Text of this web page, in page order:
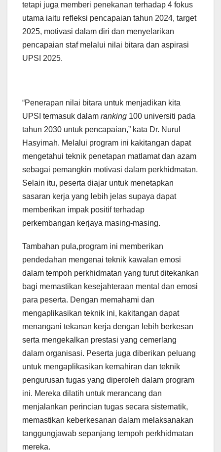
tetapi juga memberi penekanan terhadap 4 fokus
utama iaitu refleksi pencapaian tahun 2024, target
2025, motivasi dalam diri dan menyelarikan
pencapaian staf melalui nilai bitara dan aspirasi
UPSI 2025.
“Penerapan nilai bitara untuk menjadikan kita
UPSI termasuk dalam ranking 100 universiti pada
tahun 2030 untuk pencapaian,” kata Dr. Nurul
Hasyimah. Melalui program ini kakitangan dapat
mengetahui teknik penetapan matlamat dan azam
sebagai pemangkin motivasi dalam perkhidmatan.
Selain itu, peserta diajar untuk menetapkan
sasaran kerja yang lebih jelas supaya dapat
memberikan impak positif terhadap
perkembangan kerjaya masing-masing.
Tambahan pula,program ini memberikan
pendedahan mengenai teknik kawalan emosi
dalam tempoh perkhidmatan yang turut ditekankan
bagi memastikan kesejahteraan mental dan emosi
para peserta. Dengan memahami dan
mengaplikasikan teknik ini, kakitangan dapat
menangani tekanan kerja dengan lebih berkesan
serta mengekalkan prestasi yang cemerlang
dalam organisasi. Peserta juga diberikan peluang
untuk mengaplikasikan kemahiran dan teknik
pengurusan tugas yang diperoleh dalam program
ini. Mereka dilatih untuk merancang dan
menjalankan perincian tugas secara sistematik,
memastikan keberkesanan dalam melaksanakan
tanggungjawab sepanjang tempoh perkhidmatan
mereka.